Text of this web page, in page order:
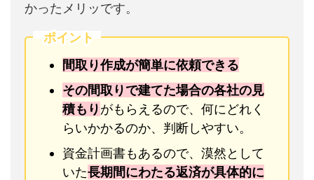
かったメリッです。
ポイント
間取り作成が簡単に依頼できる
その間取りで建てた場合の各社の見
積もりがもらえるので、何にどれく
らいかかるのか、判断しやすい。
資金計画書もあるので、漠然として
いた長期間にわたる返済が具体的に